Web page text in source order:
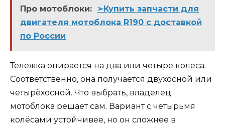
Про мотоблоки: ➢Купить запчасти для
двигателя мотоблока R190 с доставкой
по России
Тележка опирается на два или четыре колеса.
Соответственно, она получается двухосной или
четырёхосной. Что выбрать, владелец
мотоблока решает сам. Вариант с четырьмя
колёсами устойчивее, но он сложнее в